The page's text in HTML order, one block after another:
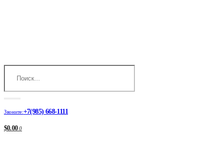
Звоните:+7(985) 668-1111
$0.00 0